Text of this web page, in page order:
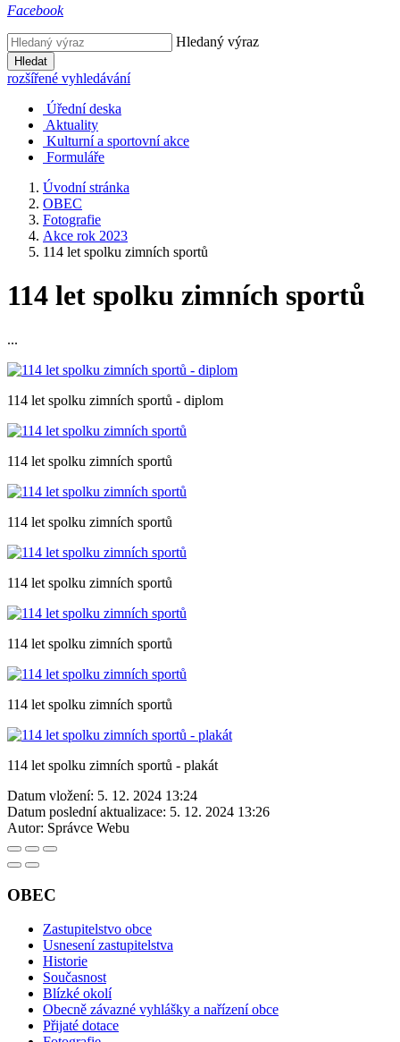
Facebook
Hledaný výraz
Hledat
rozšířené vyhledávání
Úřední deska
Aktuality
Kulturní a sportovní akce
Formuláře
Úvodní stránka
OBEC
Fotografie
Akce rok 2023
114 let spolku zimních sportů
114 let spolku zimních sportů
...
114 let spolku zimních sportů - diplom
114 let spolku zimních sportů
114 let spolku zimních sportů
114 let spolku zimních sportů
114 let spolku zimních sportů
114 let spolku zimních sportů
114 let spolku zimních sportů - plakát
Datum vložení: 5. 12. 2024 13:24
Datum poslední aktualizace: 5. 12. 2024 13:26
Autor: Správce Webu
OBEC
Zastupitelstvo obce
Usnesení zastupitelstva
Historie
Současnost
Blízké okolí
Obecně závazné vyhlášky a nařízení obce
Přijaté dotace